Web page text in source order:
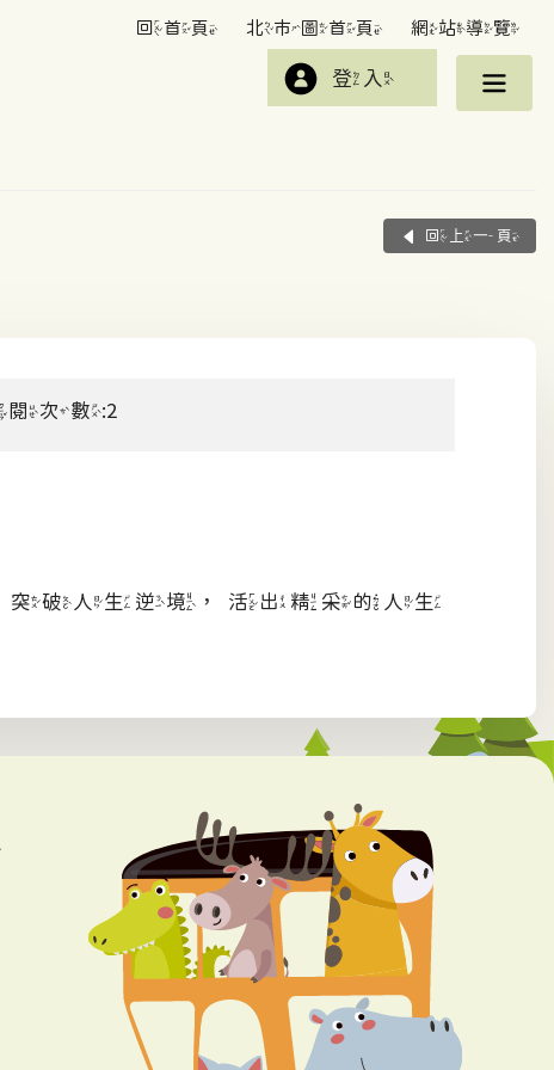
回首頁 北市圖首頁 網站導覽
登入
回上一頁
閱次數:2
破人生逆境，活出精采的人生